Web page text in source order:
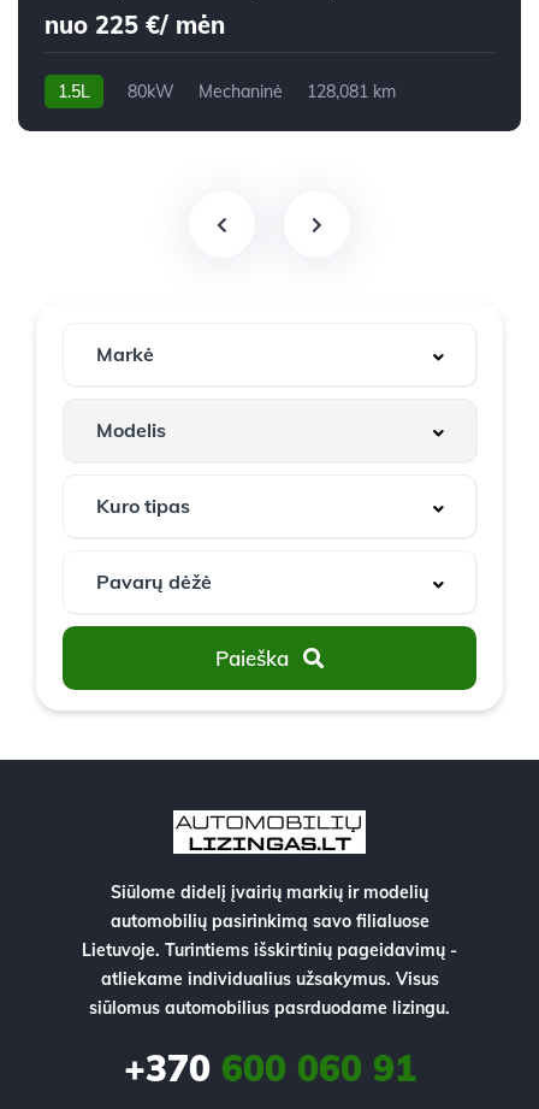
nuo 225 €/ mėn
1.5L 80kW Mechaninė
128,081 km
Paieška
Siūlome didelį įvairių markių ir modelių
automobilių pasirinkimą savo filialuose
Lietuvoje. Turintiems išskirtinių pageidavimų -
atliekame individualius užsakymus. Visus
siūlomus automobilius pasrduodame lizingu.
+370600 060 91